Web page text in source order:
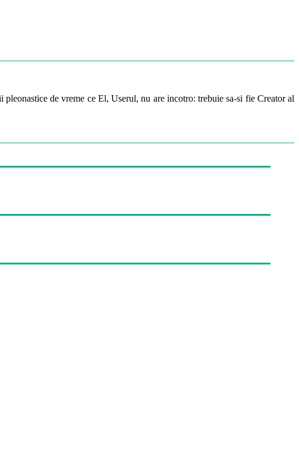
de vreme ce El, Userul, nu are incotro: trebuie sa-si fie Creator al